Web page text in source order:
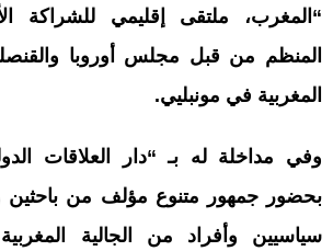
“المغرب، ملتقى إقليمي للشراكة
المنظم من قبل مجلس أوروبا
المغربية في مونبليي.
وفي مداخلة له بـ “دار العلاقات
بحضور جمهور متنوع مؤلف من باحثين
سياسيين وأفراد من الجالية المغربية